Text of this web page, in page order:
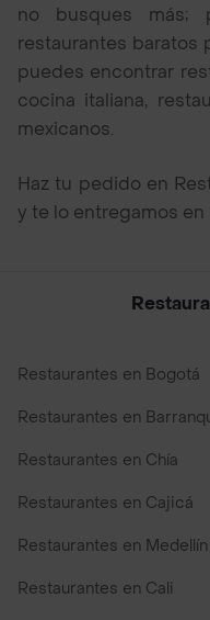
no busques más;
restaurantes baratos
puedes encontrar
cocina italiana,
mexicanos.
Haz tu pedido en
y te lo entregamos en
Restaurantes en Bogotá
Restaurantes en
Restaurantes en Chía
Restaurantes en Cajicá
Restaurantes en Medellín
Restaurantes en Cali